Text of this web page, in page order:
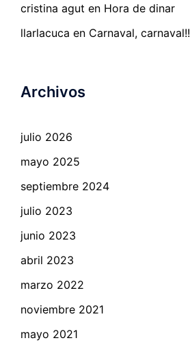
cristina agut en Hora de dinar
llarlacuca en Carnaval, carnaval!!
Archivos
julio 2026
mayo 2025
septiembre 2024
julio 2023
junio 2023
abril 2023
marzo 2022
noviembre 2021
mayo 2021